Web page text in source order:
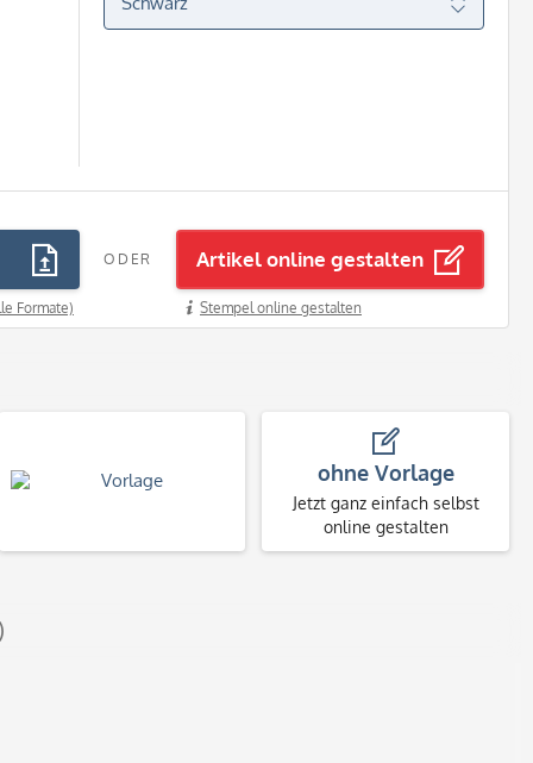
Formate)
ODER Artikel online gestalten
Stempel online gestalten
ohne Vorlage
Jetzt ganz einfach selbst
online gestalten